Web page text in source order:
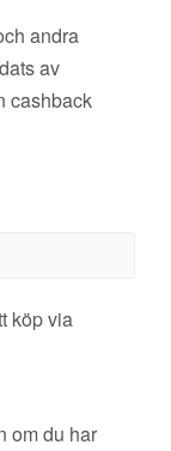
andra
av
cashback
köp via
om du har